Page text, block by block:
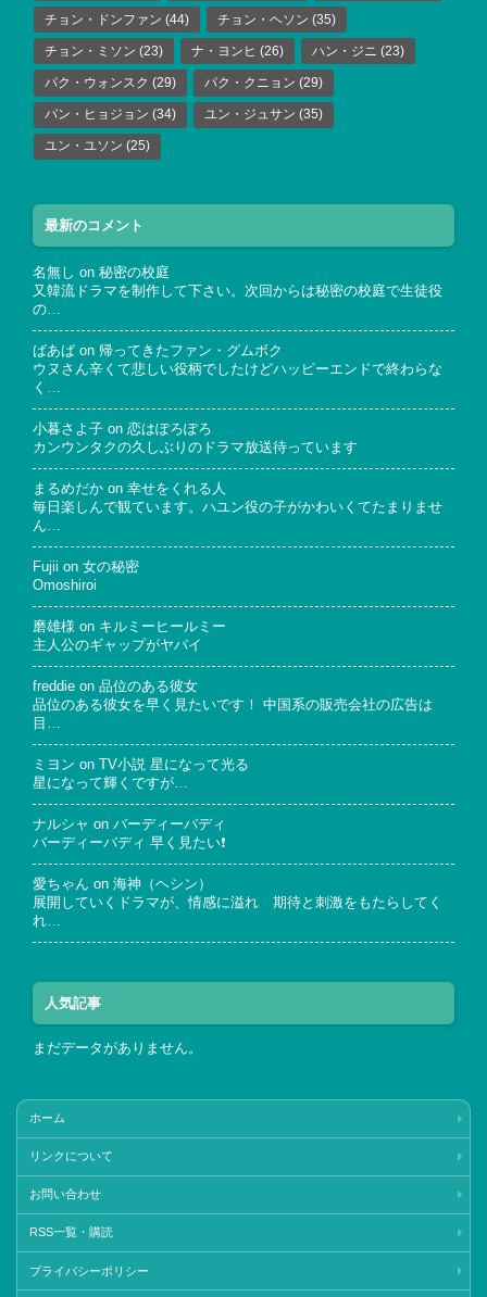
チョン・ドンファン (44) チョン・ヘソン (35)
チョン・ミソン (23) ナ・ヨンヒ (26) ハン・ジニ (23)
パク・ウォンスク (29) パク・クニョン (29)
パン・ヒョジョン (34) ユン・ジュサン (35)
ユン・ユソン (25)
最新のコメント
名無し on 秘密の校庭
又韓流ドラマを制作して下さい。次回からは秘密の校庭で生徒役
の…
ばあば on 帰ってきたファン・グムボク
ウヌさん辛くて悲しい役柄でしたけどハッピーエンドで終わらな
く…
小暮さよ子 on 恋はぽろぽろ
カンウンタクの久しぶりのドラマ放送待っています
まるめだか on 幸せをくれる人
毎日楽しんで観ています。ハユン役の子がかわいくてたまりませ
ん…
Fujii on 女の秘密
Omoshiroi
磨雄様 on キルミーヒールミー
主人公のギャップがヤバイ
freddie on 品位のある彼女
品位のある彼女を早く見たいです！ 中国系の販売会社の広告は
目…
ミヨン on
TV小説 星になって光る
星になって輝くですが…
ナルシャ on バーディーバディ
バーディーバディ 早く見たい❗
愛ちゃん on 海神（ヘシン）
展開していくドラマが、情感に溢れ 期待と刺激をもたらしてく
れ…
人気記事
まだデータがありません。
ホーム
リンクについて
お問い合わせ
RSS一覧・購読
プライバシーポリシー